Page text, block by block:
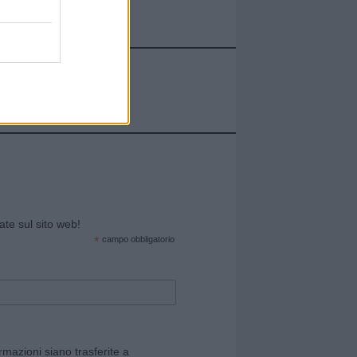
sul sito web!
* campo obbligatorio
siano trasferite a